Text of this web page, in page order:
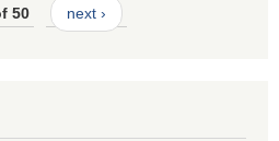
50 next ›